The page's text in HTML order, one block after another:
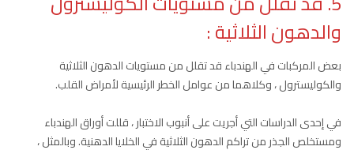
والدهون الثلاثية:
بعض المركبات في الهندباء قد تقلل من مستويات الدهون الثلاثية
والكوليسترول ، وكلاهما من عوامل الخطر الرئيسية لأمراض القلب.
في إحدى الدراسات التي أجريت على أنبوب الاختبار ، قللت أوراق الهندباء
ومستخلص الجذر من تراكم الدهون الثلاثية في الخلايا الدهنية. وبالمثل ،